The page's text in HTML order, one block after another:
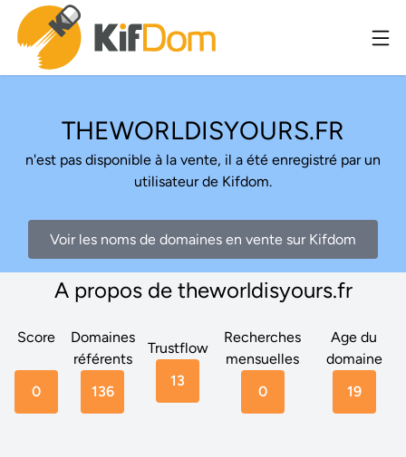
THEWORLDISYOURS.FR
n'est pas disponible à la vente, il a été enregistré par un
utilisateur de Kifdom.
Voir les noms de domaines en vente sur Kifdom
A propos de theworldisyours.fr
Score
0
Domaines
référents
136
Trustflow
13
Recherches
mensuelles
0
Age du
domaine
19